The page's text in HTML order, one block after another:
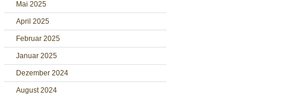
Mai 2025
April 2025
Februar 2025
Januar 2025
Dezember 2024
August 2024